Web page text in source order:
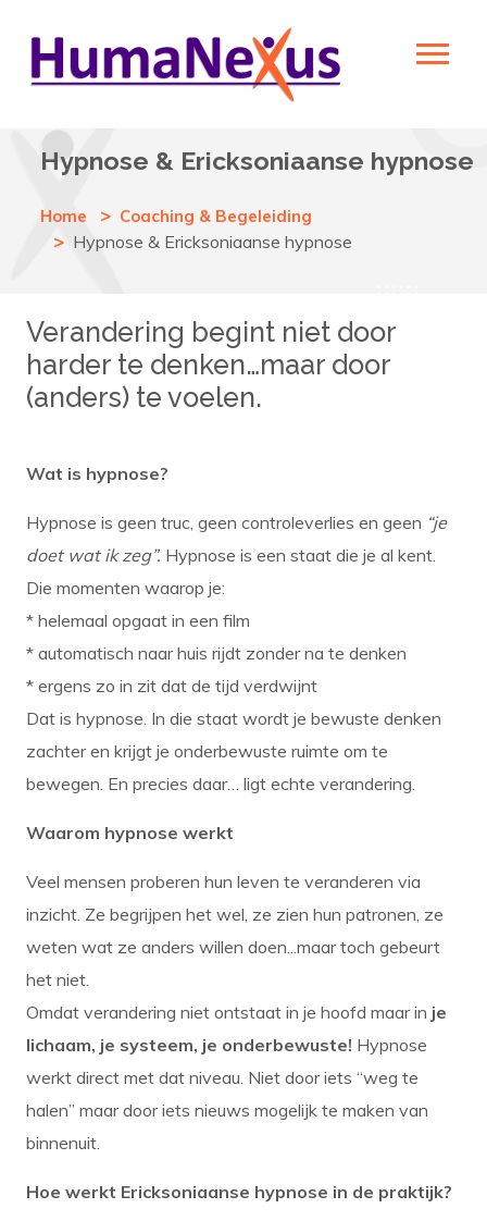
Hypnose & Ericksoniaanse hypnose
Home Coaching & Begeleiding
Hypnose & Ericksoniaanse hypnose
Verandering begint niet door
harder te denken…maar door
(anders) te voelen.
Wat is hypnose?
Hypnose is geen truc, geen controleverlies en geen “je
doet wat ik zeg”. Hypnose is een staat die je al kent.
Die momenten waarop je:
* helemaal opgaat in een film
* automatisch naar huis rijdt zonder na te denken
* ergens zo in zit dat de tijd verdwijnt
Dat is hypnose. In die staat wordt je bewuste denken
zachter en krijgt je onderbewuste ruimte om te
bewegen. En precies daar… ligt echte verandering.
Waarom hypnose werkt
Veel mensen proberen hun leven te veranderen via
inzicht. Ze begrijpen het wel, ze zien hun patronen, ze
weten wat ze anders willen doen...maar toch gebeurt
het niet.
Omdat verandering niet ontstaat in je hoofd maar in je
lichaam, je systeem, je onderbewuste! Hypnose
werkt direct met dat niveau. Niet door iets “weg te
halen” maar door iets nieuws mogelijk te maken van
binnenuit.
Hoe werkt Ericksoniaanse hypnose in de praktijk?